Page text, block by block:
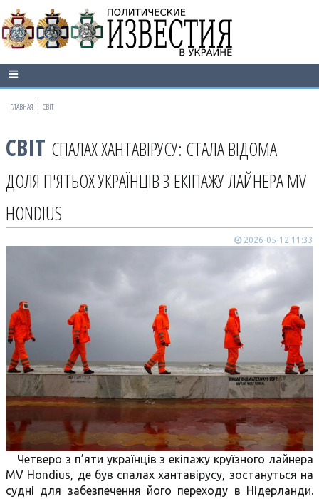
ГЛАВНАЯ СВІТ
СВІТ СПАЛАХ ХАНТАВІРУСУ: СТАЛА ВІДОМА
ДОЛЯ П'ЯТЬОХ УКРАЇНЦІВ З ЕКІПАЖУ ЛАЙНЕРА MV
HONDIUS
2026-05-12 11:33
Четверо з п’яти українців з екіпажу круїзного лайнера
MV Hondius, де був спалах хантавірусу, зостануться на
судні для забезпечення його переходу в Нідерланди.